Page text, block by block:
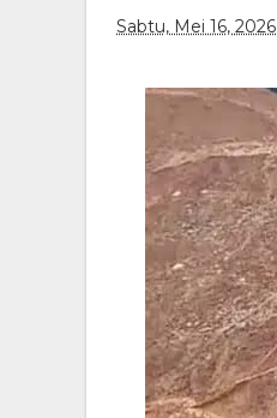
Sabtu, Mei 16, 2026